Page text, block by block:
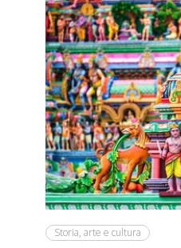
Storia, arte e cultura